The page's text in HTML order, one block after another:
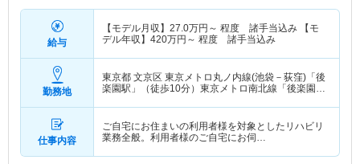
給与
【モデル月収】 27.0万円～ 程度 諸手当込み 【モ
デル年収】 420万円～ 程度 諸手当込み
勤務地
東京都 文京区 東京メトロ丸ノ内線(池袋－荻窪)「後
楽園駅」（徒歩10分）東京メトロ南北線「後楽園
仕事内容
ご自宅にお住まいの利用者様を対象としたリハビリ
業務全般。利用者様のご自宅にお伺…